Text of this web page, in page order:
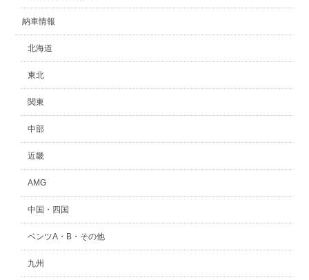
納車情報
北海道
東北
関東
中部
近畿
AMG
中国・四国
ベンツA・B・その他
九州